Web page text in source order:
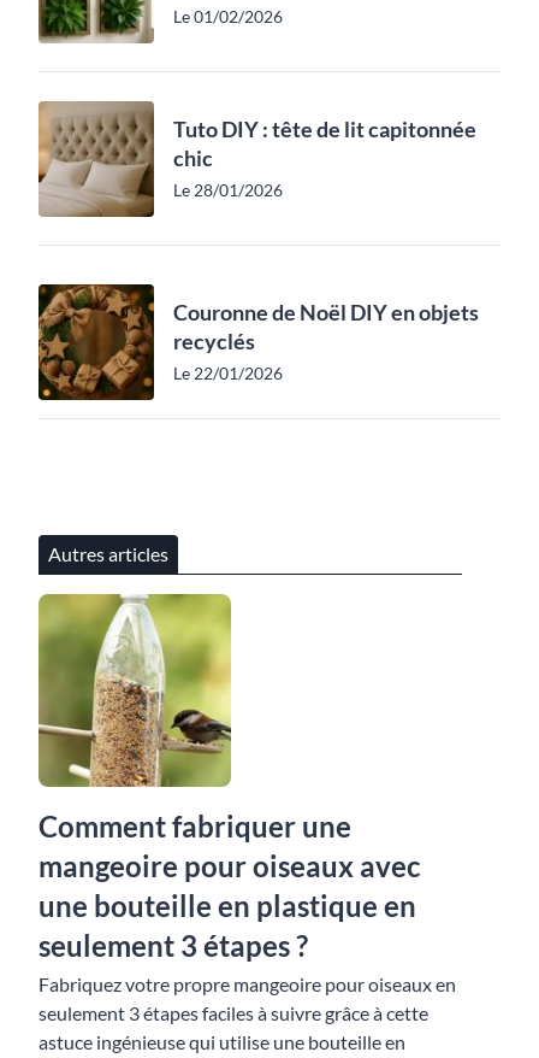
Le 01/02/2026
Tuto DIY : tête de lit capitonnée
chic
Le 28/01/2026
Couronne de Noël DIY en objets
recyclés
Le 22/01/2026
Autres articles
Comment fabriquer une
mangeoire pour oiseaux avec
une bouteille en plastique en
seulement 3 étapes ?
Fabriquez votre propre mangeoire pour oiseaux en
seulement 3 étapes faciles à suivre grâce à cette
astuce ingénieuse qui utilise une bouteille en